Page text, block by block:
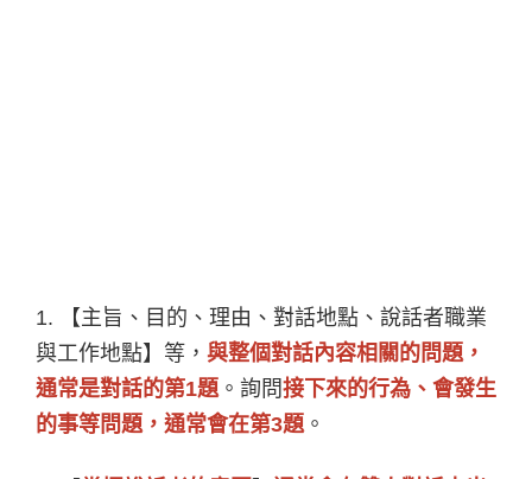
1.
【主旨、目的、理由、對話地點、說話者職業
與工作地點】等， 與整個對話內容相關的問題，
通常是對話的第1題 。詢問接下來的行為、會發生
的事等問題，通常會在第3題 。